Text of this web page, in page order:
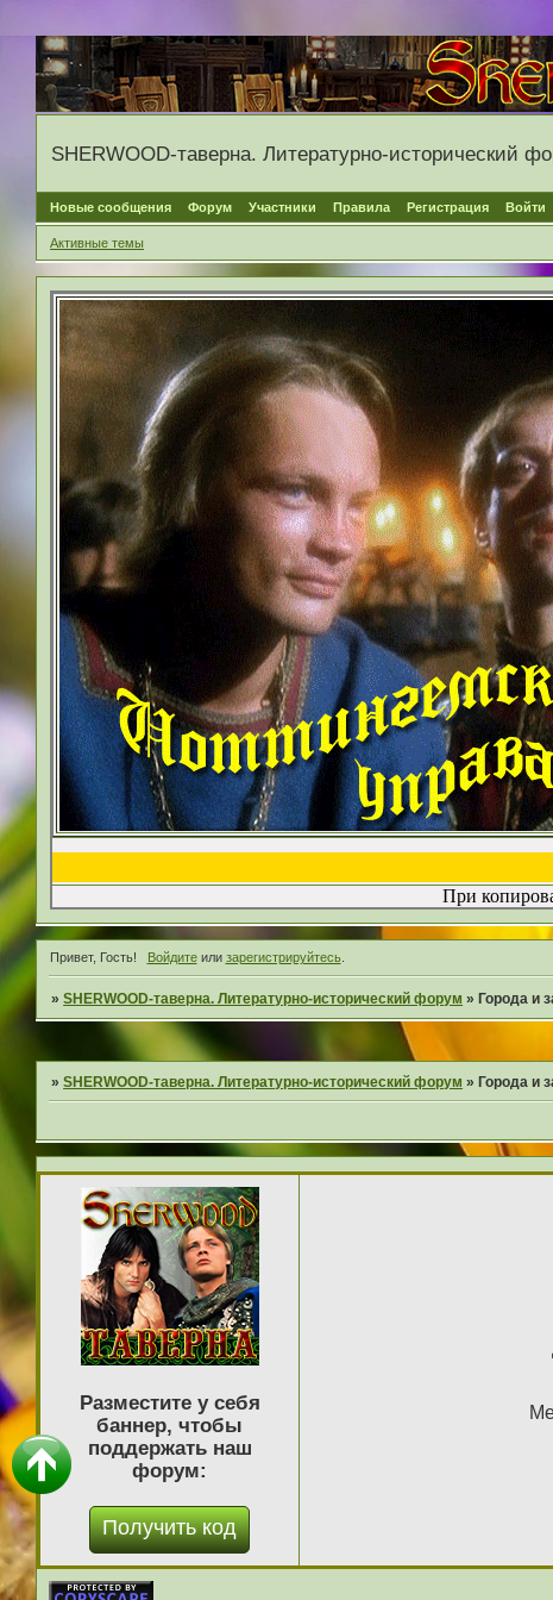
SHERWOOD-таверна. Литературно-исторический
Новые сообщения Форум Участники Правила Регистрация Войти
Активные темы
При
Привет, Гость! Войдитеили зарегистрируйтесь.
»SHERWOOD-таверна. Литературно-исторический форум »Города и
»SHERWOOD-таверна. Литературно-исторический форум »Города и
Разместите у себя
баннер, чтобы
поддержать наш
форум: